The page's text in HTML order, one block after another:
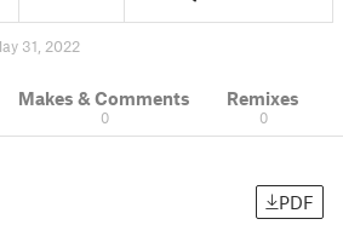
31, 2022
Makes & Comments
0
Remixes
0
PDF